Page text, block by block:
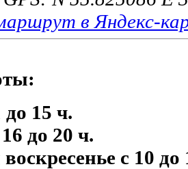
в Яндекс-
до 15 ч.
до 20 ч.
с 10 до